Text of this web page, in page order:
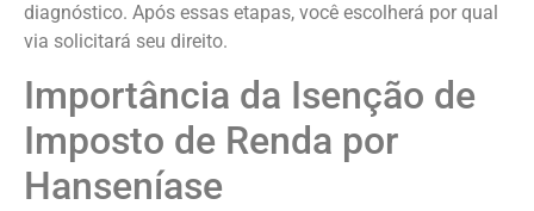
diagnóstico. Após essas etapas, você escolherá por qual
via solicitará seu direito.
Importância da Isenção de
Imposto de Renda por
Hanseníase